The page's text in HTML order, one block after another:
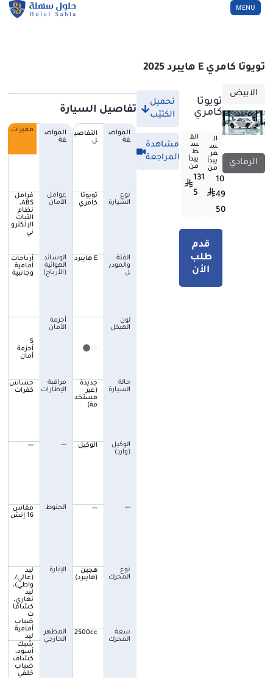
MENU
تويوتا كامري E هايبرد 2025
الابيض
الرمادي
تويوتا
كامري
ال
س
عر
يبدأ
من
10
49
50
الق
س
ط
يبدأ
من
131
5
قدم
طلب
الأن
تحميل
الكتيّب
مشاهدة
المراجعة
تفاصيل السيارة
المواص
فة
نوع
السيارة
الفئة
والمودي
ل
لون
الهيكل
حالة
السيارة
الوكيل
(وارد)
---
نوع
المحرك
سعة
المحرك
التفاصي
ل
تويوتا
كامري
E هايبرد
جديدة
(غير
مستخد
مة)
الوكيل
---
هجين
(هايبرد)
2500cc
المواص
فة
عوامل
الأمان
الوسائد
الهوائية
(الأرباج)
أحزمة
الأمان
مراقبة
الإطارات
---
الجنوط
الإنارة
المظهر
الخارجي
التفاصي
فرامل
ABS،
نظام
الثبات
الإلكترو
ني
أرباجات
أمامية
وجانبية
5
أحزمة
أمان
حساس
كفرات
---
مقاس
16 إنش
ليد
(عالي/
واطي)،
ليد
نهاري،
كشافا
ت
ضباب
أمامية
ليد
شبك
أسود،
كشاف
ضباب
خلفي
مميزات